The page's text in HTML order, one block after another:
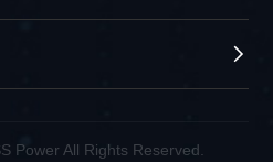
Power All Rights Reserved.